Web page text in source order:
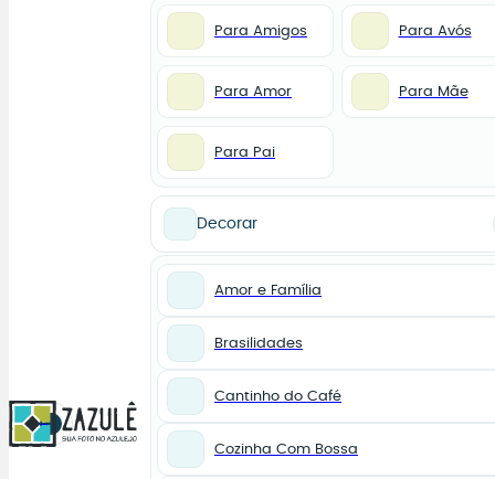
0
Para Amigos Para Avós
Para Amor Para Mãe
Para Pai
Decorar
Amor e Família
Brasilidades
Cantinho do Café
Cozinha Com Bossa